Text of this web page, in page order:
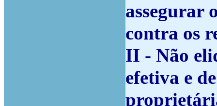
assegurar
contra os
II - Não
efetiva e